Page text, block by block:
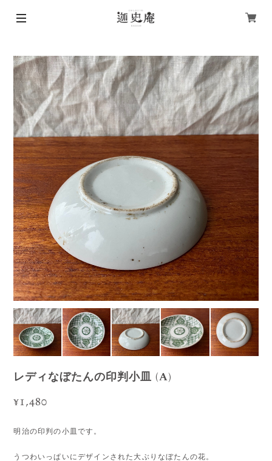
レディなぼたんの印判小皿 (A)
¥1,480
明治の印判の小皿です。
うつわいっぱいにデザインされた大ぶりなぼたんの花。